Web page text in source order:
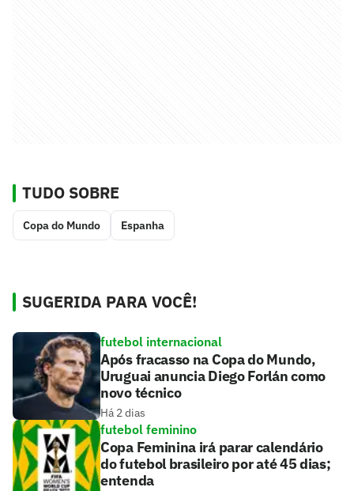
TUDO SOBRE
Copa do Mundo Espanha
SUGERIDA PARA VOCÊ!
futebol internacional
Após fracasso na Copa do Mundo,
Uruguai anuncia Diego Forlán como
novo técnico
Há 2 dias
futebol feminino
Copa Feminina irá parar calendário
do futebol brasileiro por até 45 dias;
entenda